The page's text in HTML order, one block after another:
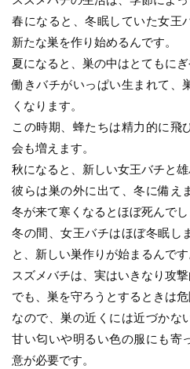
春になると、冬眠していた女王
新たな巣を作り始めるんです。
夏になると、巣の中はとてもにぎ
働きバチがいっぱい生まれて、
くなります。
この時期、蜂たちは精力的に飛
会も増えます。
秋になると、新しい女王バチと雄
彼らは巣の外に出て、冬に備え
冬が来て寒くなるとほぼ死んでし
冬の間、女王バチはほぼ冬眠し
と、新しい巣作りが始まるんです
スズメバチは、実はいきなり攻撃
でも、巣を守ろうとするときは危
なので、巣の近くには近づかな
甘い匂いや明るい色の服にも寄
意が必要です。